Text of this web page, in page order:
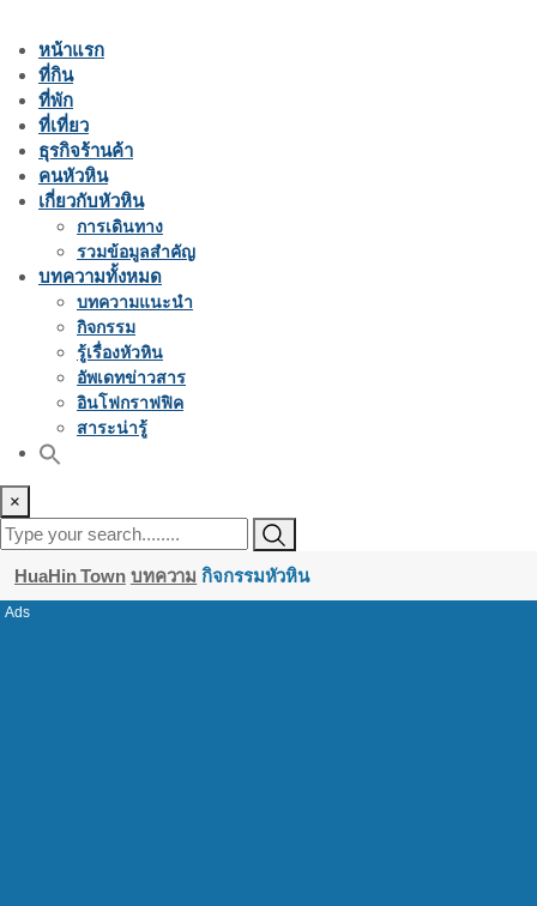
หน้าแรก
ที่กิน
ที่พัก
ที่เที่ยว
ธุรกิจร้านค้า
คนหัวหิน
เกี่ยวกับหัวหิน
การเดินทาง
รวมข้อมูลสำคัญ
บทความทั้งหมด
บทความแนะนำ
กิจกรรม
รู้เรื่องหัวหิน
อัพเดทข่าวสาร
อินโฟกราฟฟิค
สาระน่ารู้
×
HuaHin Town บทความ กิจกรรมหัวหิน